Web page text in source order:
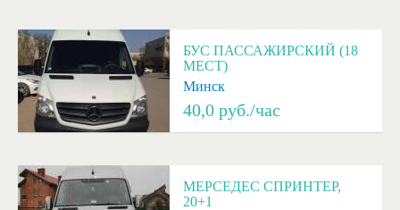
БУС ПАССАЖИРСКИЙ (18
МЕСТ)
Минск
40,0 руб./час
МЕРСЕДЕС СПРИНТЕР,
20+1